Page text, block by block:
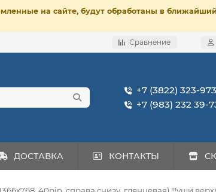
на сайте, будут обработаны в
Сравнение
+7 (3822) 323-973
+7 (983) 232 39-
ДОСТАВКА КОНТАКТЫ